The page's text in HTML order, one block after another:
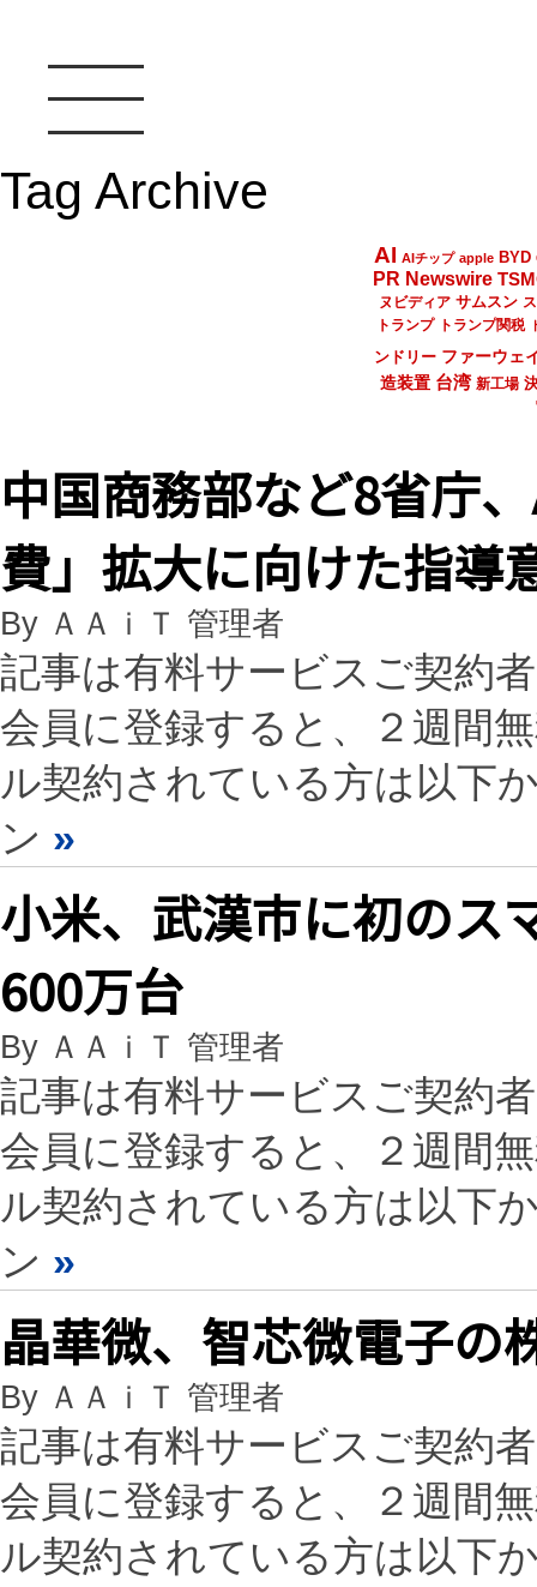
Tag Archive
AI AIチップ apple BYD
PR Newswire
ヌビディア サムスン
トランプ
トランプ関税
ンドリー ファーウェ
造装置 台湾 新工場
中国商務部など8省庁
費」拡大に向けた指導
By ＡＡｉＴ 管理者
記事は有料サービスご契約
会員に登録すると、２週間
ル契約されている方は以下
ン »
小米、武漢市に初の
600万台
By ＡＡｉＴ 管理者
記事は有料サービスご契約
会員に登録すると、２週間
ル契約されている方は以下
ン »
晶華微、智芯微電子の
By ＡＡｉＴ 管理者
記事は有料サービスご契約
会員に登録すると、２週間
ル契約されている方は以下